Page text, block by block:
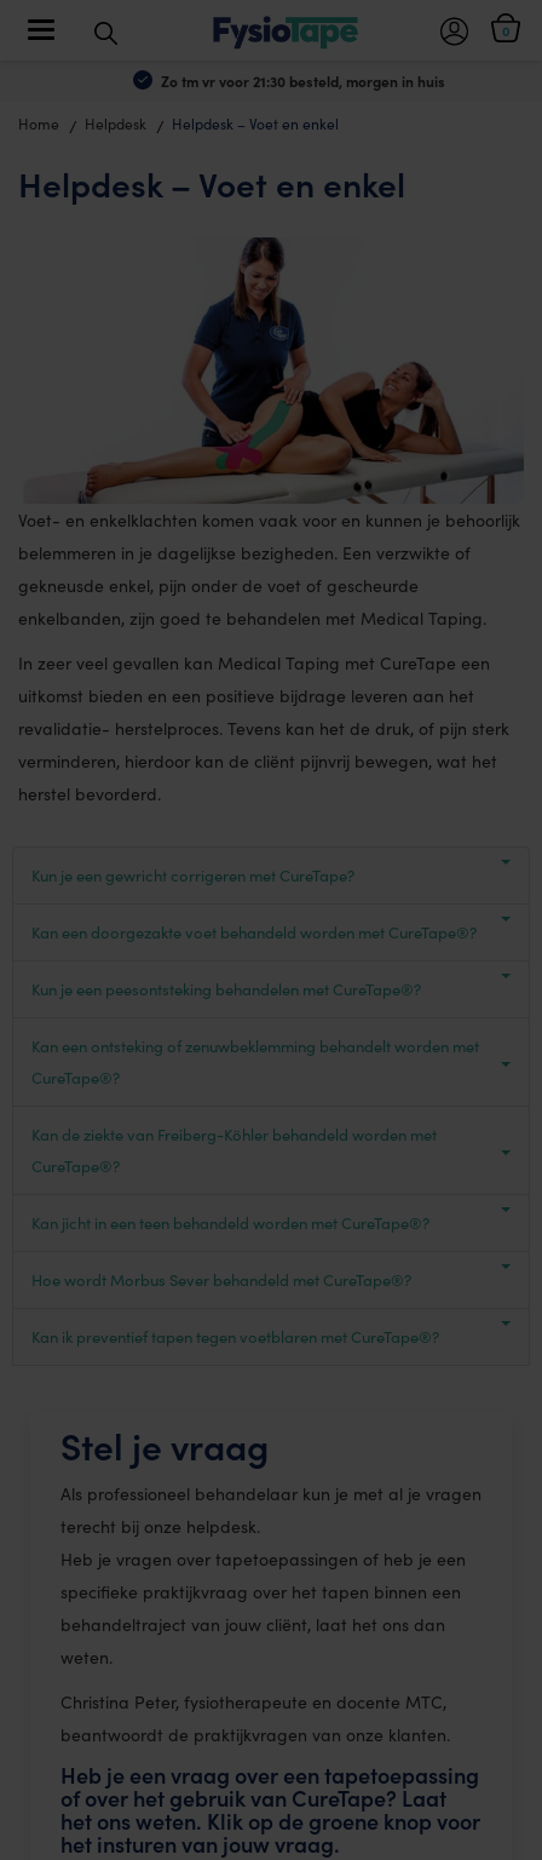
Zo tm vr voor 21:30 besteld, morgen in huis
0
Toggle navigation
Home Helpdesk Helpdesk – Voet en enkel
Helpdesk – Voet en enkel
Voet- en enkelklachten komen vaak voor en kunnen je behoorlijk
belemmeren in je dagelijkse bezigheden. Een verzwikte of
gekneusde enkel, pijn onder de voet of gescheurde
enkelbanden, zijn goed te behandelen met Medical Taping.
In zeer veel gevallen kan Medical Taping met CureTape een
uitkomst bieden en een positieve bijdrage leveren aan het
revalidatie- herstelproces. Tevens kan het de druk, of pijn sterk
verminderen, hierdoor kan de cliënt pijnvrij bewegen, wat het
herstel bevorderd.
Kun je een gewricht corrigeren met CureTape?
Kan een doorgezakte voet behandeld worden met CureTape®?
Kun je een peesontsteking behandelen met CureTape®?
Kan een ontsteking of zenuwbeklemming behandelt worden met
CureTape®?
Kan de ziekte van Freiberg-Köhler behandeld worden met
CureTape®?
Kan jicht in een teen behandeld worden met CureTape®?
Hoe wordt Morbus Sever behandeld met CureTape®?
Kan ik preventief tapen tegen voetblaren met CureTape®?
Stel je vraag
Als professioneel behandelaar kun je met al je vragen
terecht bij onze helpdesk.
Heb je vragen over tapetoepassingen of heb je een
specifieke praktijkvraag over het tapen binnen een
behandeltraject van jouw cliënt, laat het ons dan
weten.
Christina Peter, fysiotherapeute en docente MTC,
beantwoordt de praktijkvragen van onze klanten.
Heb je een vraag over een tapetoepassing
of over het gebruik van CureTape? Laat
het ons weten. Klik op de groene knop voor
het insturen van jouw vraag.